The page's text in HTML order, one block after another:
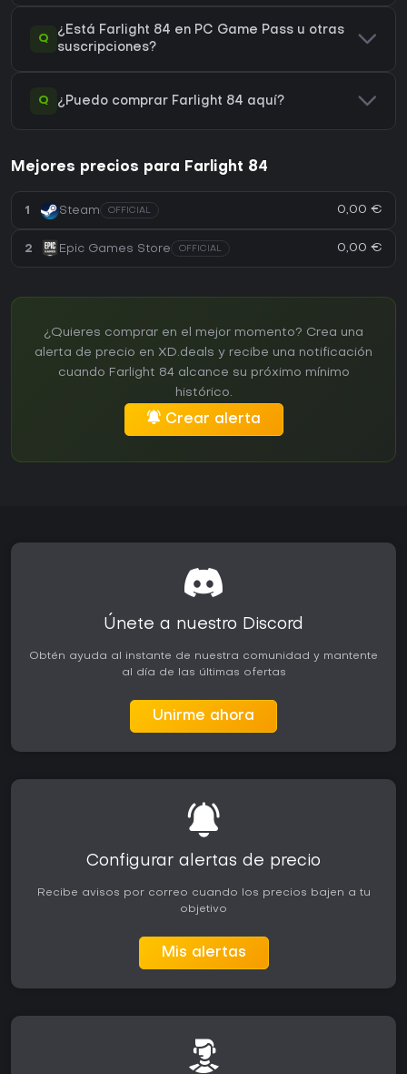
Q
¿Está Farlight 84 en PC Game Pass u otras
suscripciones?
Q ¿Puedo comprar Farlight 84 aquí?
Mejores precios para Farlight 84
1 Steam OFFICIAL 0,00 €
2 Epic Games Store OFFICIAL 0,00 €
¿Quieres comprar en el mejor momento? Crea una
alerta de precio en XD.deals y recibe una notificación
cuando Farlight 84 alcance su próximo mínimo
histórico.
Crear alerta
Únete a nuestro Discord
Obtén ayuda al instante de nuestra comunidad y mantente
al día de las últimas ofertas
Unirme ahora
Configurar alertas de precio
Recibe avisos por correo cuando los precios bajen a tu
objetivo
Mis alertas